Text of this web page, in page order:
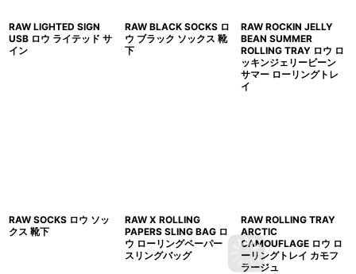
RAW LIGHTED SIGN
USB ロウ ライテッド サ
イン
RAW BLACK SOCKS ロ
ウ ブラック ソックス 靴
下
RAW ROCKIN JELLY
BEAN SUMMER
ROLLING TRAY ロウ ロ
ッキンジェリービーン
サマー ローリングトレ
イ
RAW SOCKS ロウ ソッ
クス 靴下
RAW X ROLLING
PAPERS SLING BAG ロ
ウ ローリングペーパー
スリングバッグ
RAW ROLLING TRAY
ARCTIC
CAMOUFLAGE ロウ ロ
ーリングトレイ カモフ
ラージュ